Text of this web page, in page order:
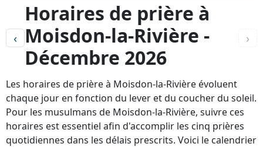
‹
Horaires de prière à
Moisdon-la-Rivière -
Décembre 2026
›
Les horaires de prière à Moisdon-la-Rivière évoluent
chaque jour en fonction du lever et du coucher du soleil.
Pour les musulmans de Moisdon-la-Rivière, suivre ces
horaires est essentiel afin d'accomplir les cinq prières
quotidiennes dans les délais prescrits. Voici le calendrier